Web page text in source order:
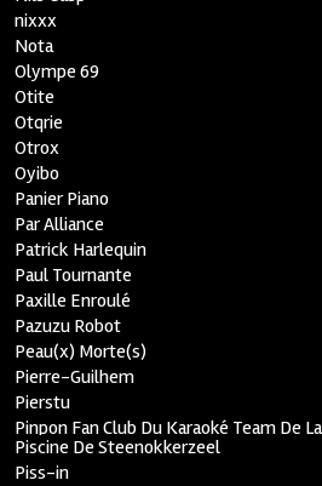
nixxx
Nota
Olympe 69
Otite
Otqrie
Otrox
Oyibo
Panier Piano
Par Alliance
Patrick Harlequin
Paul Tournante
Paxille Enroulé
Pazuzu Robot
Peau(x) Morte(s)
Pierre-Guilhem
Pierstu
Pinpon Fan Club Du Karaoké Team De
Piscine De Steenokkerzeel
Piss-in